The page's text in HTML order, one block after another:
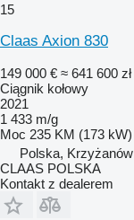
15
Claas Axion 830
149 000 € ≈ 641 600 zł
Ciągnik kołowy
2021
1 433 m/g
Moc 235 KM (173 kW)
Polska, Krzyżanów
CLAAS POLSKA
Kontakt z dealerem